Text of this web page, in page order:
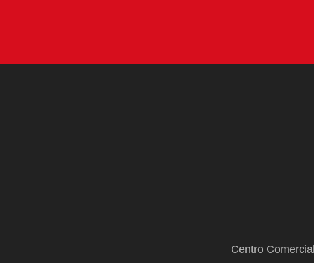
Centro